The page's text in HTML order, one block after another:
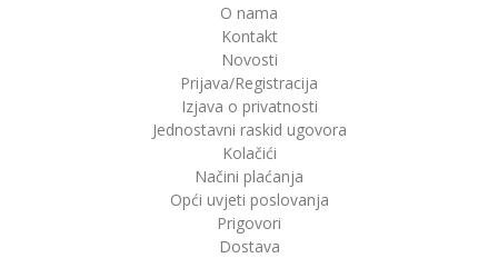
O nama
Kontakt
Novosti
Prijava/Registracija
Izjava o privatnosti
Jednostavni raskid ugovora
Kolačići
Načini plaćanja
Opći uvjeti poslovanja
Prigovori
Dostava